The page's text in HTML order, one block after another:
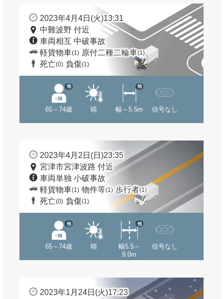
2023年4月4日(火)13:31
中難波野 付近
車両相互 中破事故
軽貨物車(1) 原付二種二輪車(1)
死亡(0) 負傷(1)
65～74歳
他
晴 幅～5.5m
他
信号なし
2023年4月2日(日)23:35
宮津市宮津波路 付近
車両単独 小破事故
軽貨物車(1) 物件等(1) 歩行者(1)
死亡(0) 負傷(1)
65～74歳
他
晴
幅5.5～
9.0m
他
信号なし
2023年1月24日(火)17:23